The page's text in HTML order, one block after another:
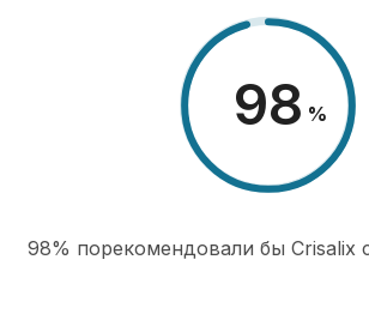
98 %
98% порекомендовали бы Сrisalix